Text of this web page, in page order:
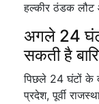
हल्कीर ठंडक लौट
अगले 24
सकती है
पिछले 24 घंटों के
प्रदेश, पूर्वी